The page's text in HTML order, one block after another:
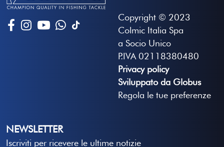
Copyright © 2023
Colmic Italia Spa
a Socio Unico
P.IVA 02118380480
Privacy policy
Sviluppato da Globus
Regola le tue preferenze
NEWSLETTER
Iscriviti per ricevere le ultime notizie